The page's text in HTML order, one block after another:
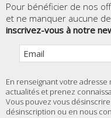
Pour bénéficier de nos
et ne manquer aucune
inscrivez-vous à notre
En renseignant votre
actualités et prenez
Vous pouvez vous
désinscription ou en nous